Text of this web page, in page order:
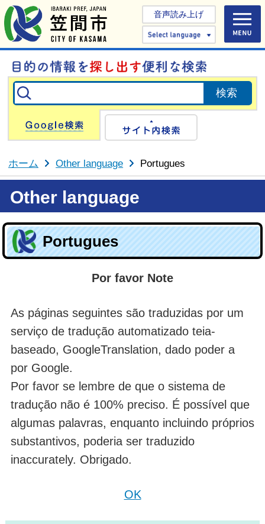
音声読み上げ
Select
Google検索
ホーム Other language Portugues
Other language
Portugues
Por favor Note
As páginas seguintes são traduzidas por um
serviço de tradução automatizado teia-
baseado, GoogleTranslation, dado poder a
por Google.
Por favor se lembre de que o sistema de
tradução não é 100% preciso. É possível que
algumas palavras, enquanto incluindo próprios
substantivos, poderia ser traduzido
inaccurately. Obrigado.
OK